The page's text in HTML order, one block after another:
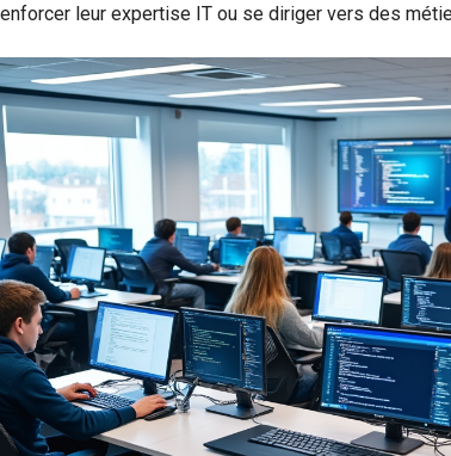
leur expertise IT ou se diriger vers des